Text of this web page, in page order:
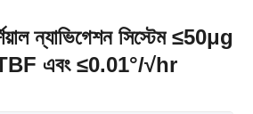
ন্যাভিগেশন সিস্টেম ≤50μg
এবং ≤0.01°/√hr